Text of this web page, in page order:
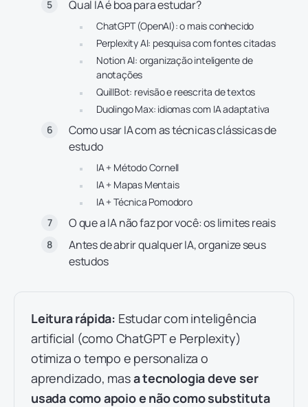
Qual IA é boa para estudar?
ChatGPT (OpenAI): o mais conhecido
Perplexity AI: pesquisa com fontes citadas
Notion AI: organização inteligente de
anotações
QuillBot: revisão e reescrita de textos
Duolingo Max: idiomas com IA adaptativa
Como usar IA com as técnicas clássicas de
estudo
IA + Método Cornell
IA + Mapas Mentais
IA + Técnica Pomodoro
O que a IA não faz por você: os limites reais
Antes de abrir qualquer IA, organize seus
estudos
Leitura rápida: Estudar com inteligência
artificial (como ChatGPT e Perplexity)
otimiza o tempo e personaliza o
aprendizado, masa tecnologia deve ser
usada como apoio e não como substituta